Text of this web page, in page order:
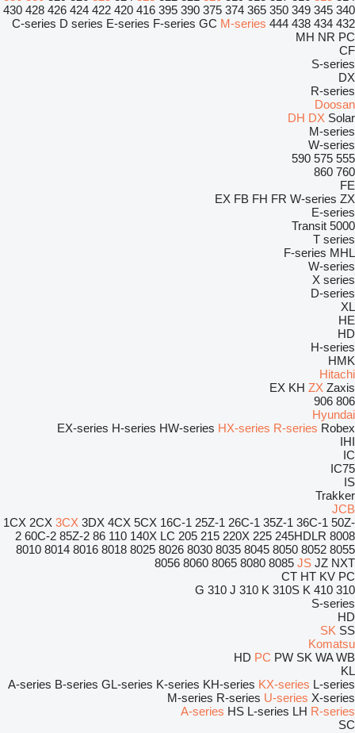
340
345
349
350
365
374
375
390
395
416
420
422
424
426
428
430
432
434
438
444
C-series D series E-series F-series GC M-series
MH NR PC
CF
S-series
DX
R-series
Doosan
DH DX Solar
M-series
W-series
555
575
590
760
860
FE
EX FB FH FR W-series ZX
E-series
5000
Transit
T series
F-series MHL
W-series
X series
D-series
XL
HE
HD
H-series
HMK
Hitachi
EX KH ZX Zaxis
806
906
Hyundai
EX-series H-series HW-series HX-series R-series Robex
IHI
IC
IC75
IS
Trakker
JCB
1CX 2CX 3CX 3DX 4CX 5CX 16C-1 25Z-1 26C-1 35Z-1 36C-1 50Z-
2 60C-2 85Z-2 86 110 140X LC 205 215 220X 225 245HDLR 8008
8010 8014 8016 8018 8025 8026 8030 8035 8045 8050 8052 8055
8056 8060 8065 8080 8085 JS JZ NXT
CT HT KV PC
310 G
310 J 310 K 310S K 410
S-series
HD
SK SS
Komatsu
HD PC PW SK WA WB
KL
A-series B-series GL-series K-series KH-series KX-series L-series
M-series R-series U-series X-series
A-series HS L-series LH R-series
SC